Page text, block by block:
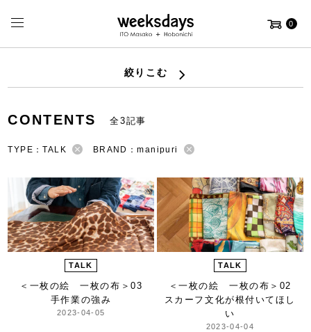
0
絞りこむ
CONTENTS 全3記事
TYPE：TALK BRAND：manipuri
TALK
＜一枚の絵 一枚の布＞03
手作業の強み
2023-04-05
TALK
＜一枚の絵 一枚の布＞ 02
スカーフ文化が根付いてほし
い
2023-04-04